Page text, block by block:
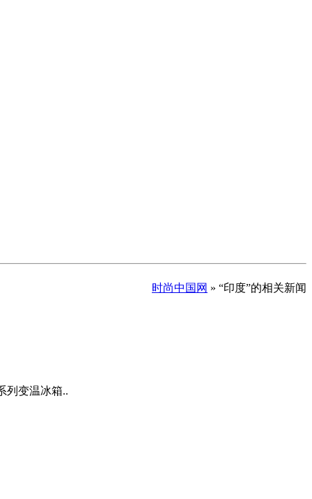
时尚中国网 » “印度”的相关新闻
列变温冰箱..